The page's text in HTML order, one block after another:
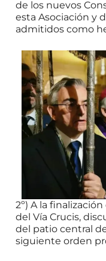
de los nuevos
esta Asociación y
admitidos como
2º) A la
del Vía Crucis,
del patio central
siguiente orden